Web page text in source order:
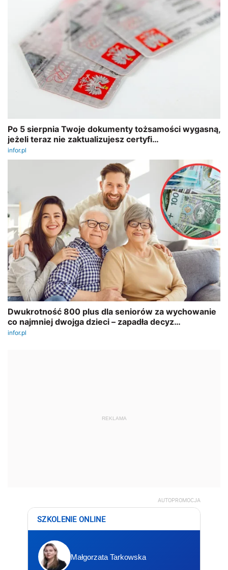
REKLAMA
AUTOPROMOCJA
SZKOLENIE ONLINE
Małgorzata Tarkowska